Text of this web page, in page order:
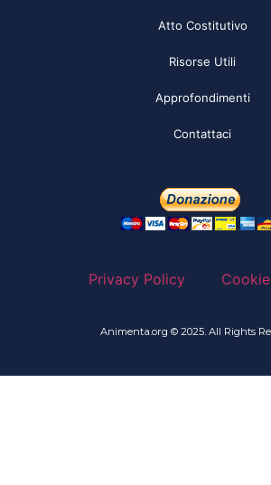
Atto Costitutivo
Risorse Utili
Approfondimenti
Contattaci
Privacy Policy
Animenta.org © 2025. All Rights